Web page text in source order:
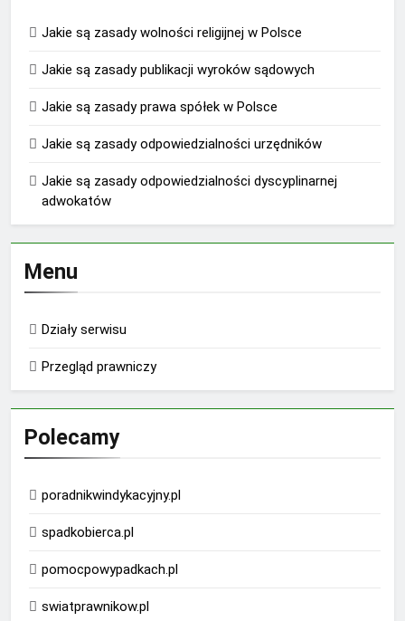
Jakie są zasady wolności religijnej w Polsce
Jakie są zasady publikacji wyroków sądowych
Jakie są zasady prawa spółek w Polsce
Jakie są zasady odpowiedzialności urzędników
Jakie są zasady odpowiedzialności dyscyplinarnej
adwokatów
Menu
Działy serwisu
Przegląd prawniczy
Polecamy
poradnikwindykacyjny.pl
spadkobierca.pl
pomocpowypadkach.pl
swiatprawnikow.pl